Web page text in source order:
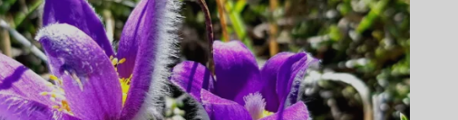
LE
CADRE
DE
RÉFÉRENCE